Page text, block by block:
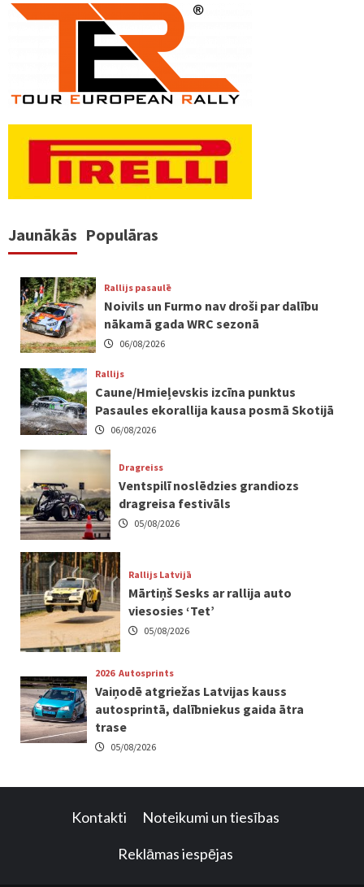
Jaunākās Populāras
Rallijs pasaulē
Noivils un Furmo nav droši par dalību
nākamā gada WRC sezonā
06/08/2026
Rallijs
Caune/Hmieļevskis izcīna punktus
Pasaules ekorallija kausa posmā Skotijā
06/08/2026
Dragreiss
Ventspilī noslēdzies grandiozs
dragreisa festivāls
05/08/2026
Rallijs Latvijā
Mārtiņš Sesks ar rallija auto
viesosies ‘Tet’
05/08/2026
2026 Autosprints
Vaiņodē atgriežas Latvijas kauss
autosprintā, dalībniekus gaida ātra
trase
05/08/2026
Kontakti Noteikumi un tiesības
Reklāmas iespējas